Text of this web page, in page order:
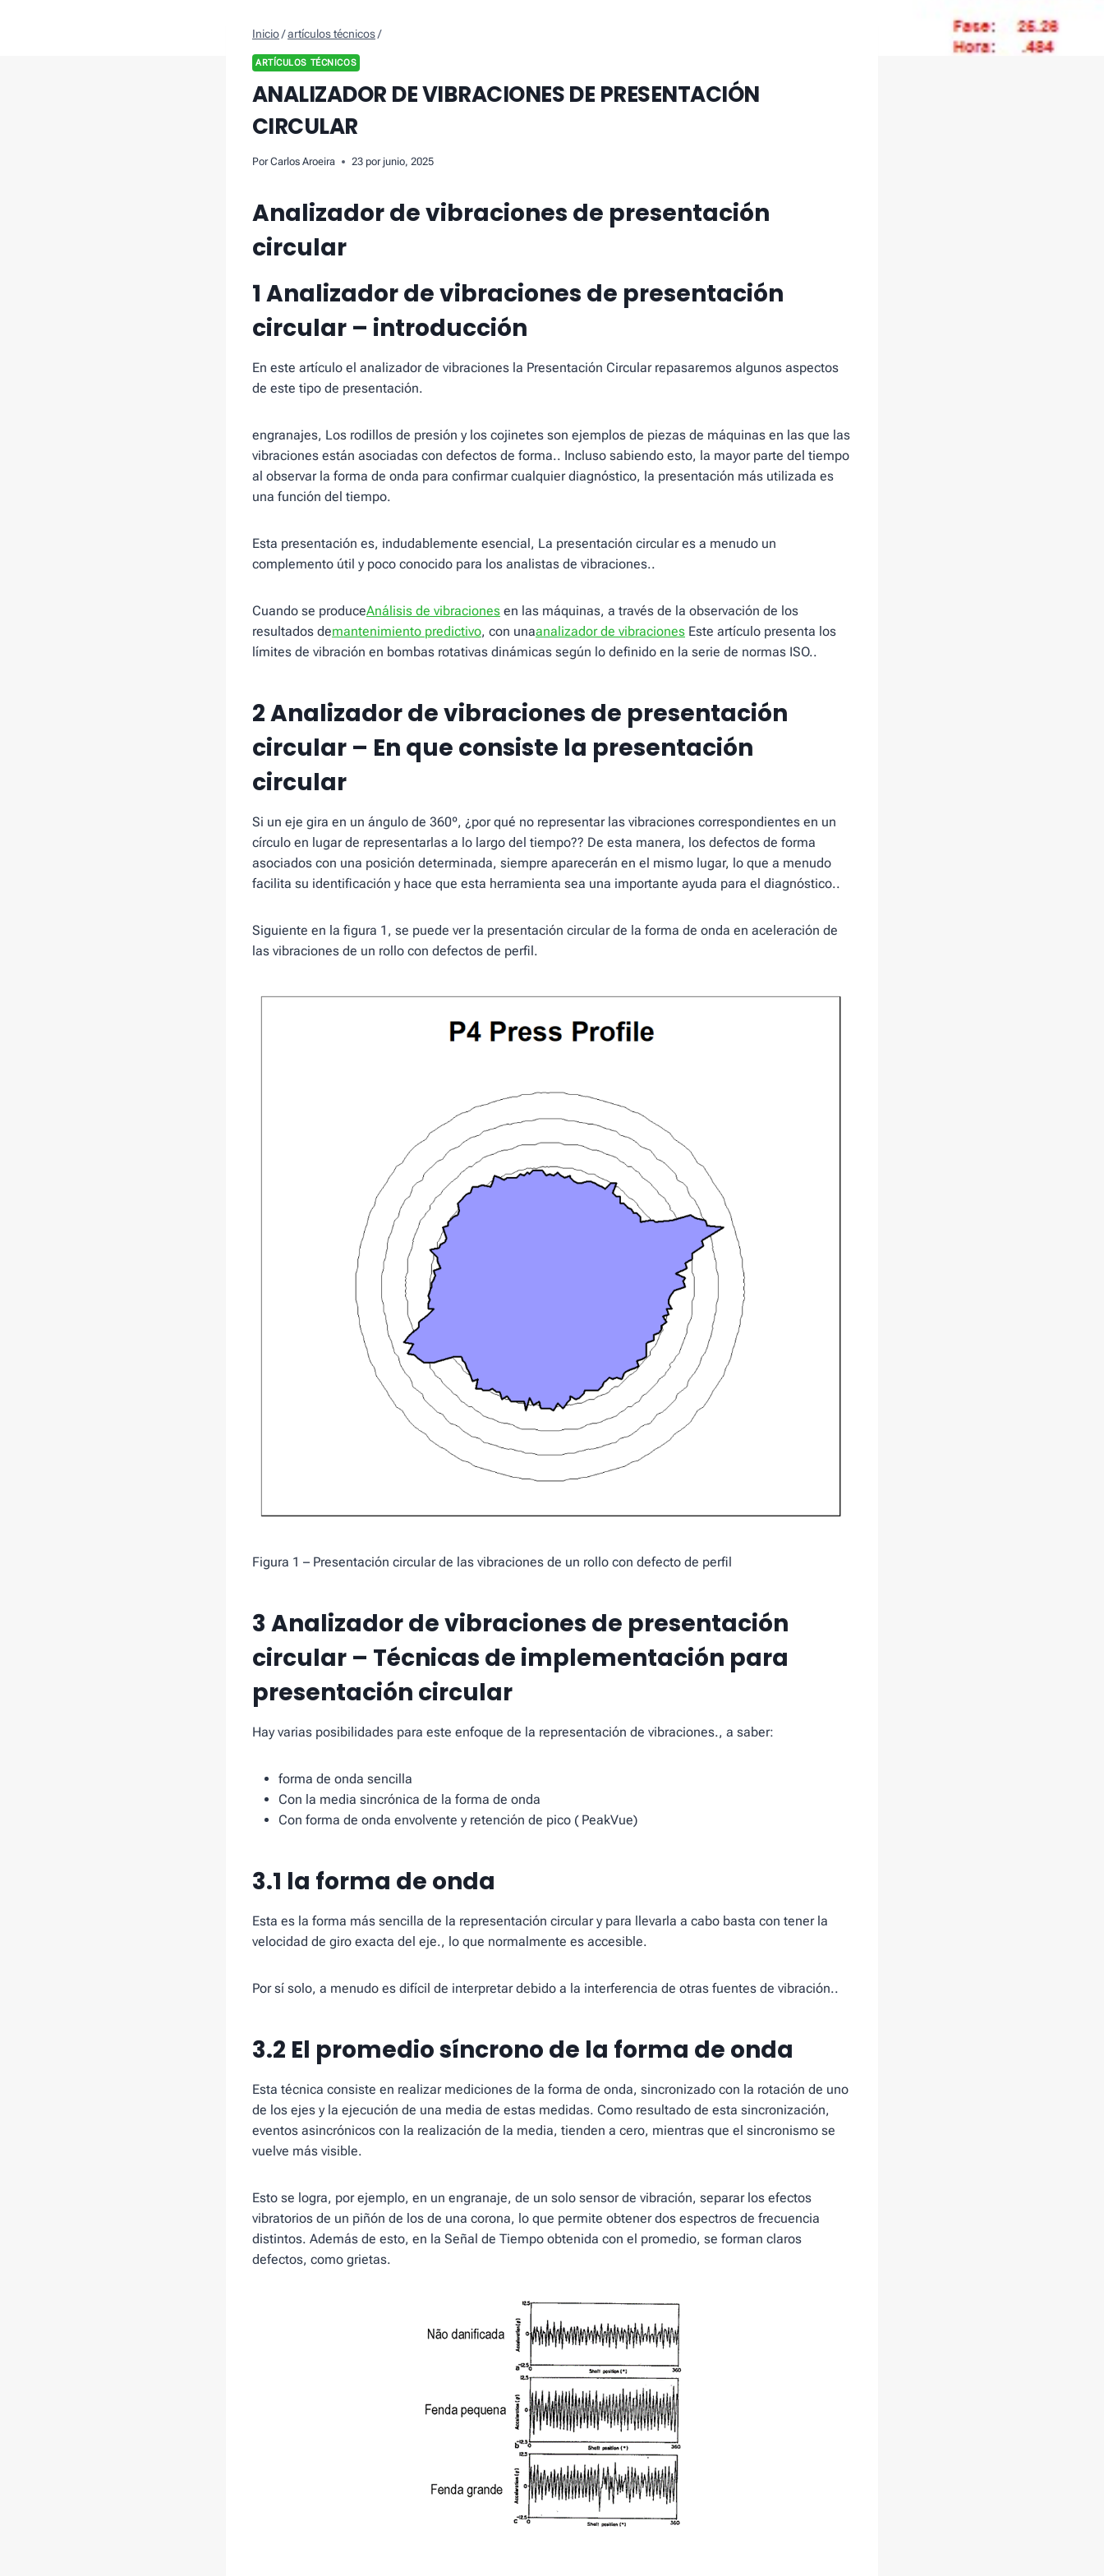
Inicio/artículos técnicos/
ARTÍCULOS TÉCNICOS
ANALIZADOR DE VIBRACIONES DE PRESENTACIÓN
CIRCULAR
Por Carlos Aroeira 23 por junio, 2025
Analizador de vibraciones de presentación
circular
1 Analizador de vibraciones de presentación
circular – introducción
En este artículo el analizador de vibraciones la Presentación Circular repasaremos algunos aspectos
de este tipo de presentación.
engranajes, Los rodillos de presión y los cojinetes son ejemplos de piezas de máquinas en las que las
vibraciones están asociadas con defectos de forma.. Incluso sabiendo esto, la mayor parte del tiempo
al observar la forma de onda para confirmar cualquier diagnóstico, la presentación más utilizada es
una función del tiempo.
Esta presentación es, indudablemente esencial, La presentación circular es a menudo un
complemento útil y poco conocido para los analistas de vibraciones..
Cuando se produceAnálisis de vibraciones en las máquinas, a través de la observación de los
resultados demantenimiento predictivo, con unaanalizador de vibraciones Este artículo presenta los
límites de vibración en bombas rotativas dinámicas según lo definido en la serie de normas ISO..
2 Analizador de vibraciones de presentación
circular – En que consiste la presentación
circular
Si un eje gira en un ángulo de 360º, ¿por qué no representar las vibraciones correspondientes en un
círculo en lugar de representarlas a lo largo del tiempo?? De esta manera, los defectos de forma
asociados con una posición determinada, siempre aparecerán en el mismo lugar, lo que a menudo
facilita su identificación y hace que esta herramienta sea una importante ayuda para el diagnóstico..
Siguiente en la figura 1, se puede ver la presentación circular de la forma de onda en aceleración de
las vibraciones de un rollo con defectos de perfil.
Figura 1 – Presentación circular de las vibraciones de un rollo con defecto de perfil
3 Analizador de vibraciones de presentación
circular – Técnicas de implementación para
presentación circular
Hay varias posibilidades para este enfoque de la representación de vibraciones., a saber:
forma de onda sencilla
Con la media sincrónica de la forma de onda
Con forma de onda envolvente y retención de pico ( PeakVue)
3.1 la forma de onda
Esta es la forma más sencilla de la representación circular y para llevarla a cabo basta con tener la
velocidad de giro exacta del eje., lo que normalmente es accesible.
Por sí solo, a menudo es difícil de interpretar debido a la interferencia de otras fuentes de vibración..
3.2 El promedio síncrono de la forma de onda
Esta técnica consiste en realizar mediciones de la forma de onda, sincronizado con la rotación de uno
de los ejes y la ejecución de una media de estas medidas. Como resultado de esta sincronización,
eventos asincrónicos con la realización de la media, tienden a cero, mientras que el sincronismo se
vuelve más visible.
Esto se logra, por ejemplo, en un engranaje, de un solo sensor de vibración, separar los efectos
vibratorios de un piñón de los de una corona, lo que permite obtener dos espectros de frecuencia
distintos. Además de esto, en la Señal de Tiempo obtenida con el promedio, se forman claros
defectos, como grietas.